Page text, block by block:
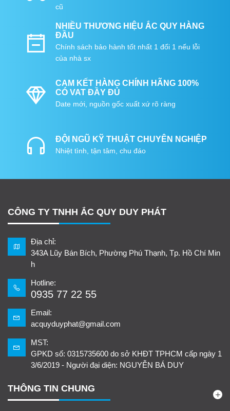
cũ
NHIỀU THƯƠNG HIỆU ẮC QUY HÀNG
ĐẦU
Chính sách bảo hành tốt nhất 1 đổi 1 nếu lỗi
của nhà sx
CAM KẾT HÀNG CHÍNH HÃNG 100%
CÓ VAT ĐẦY ĐỦ
Date mới, nguồn gốc xuất xứ rõ ràng
ĐỘI NGŨ KỸ THUẬT CHUYÊN NGHIỆP
Nhiệt tình, tận tâm, chu đáo
CÔNG TY TNHH ẮC QUY DUY PHÁT
Địa chỉ:
343A Lũy Bán Bích, Phường Phú Thạnh, Tp. Hồ Chí Min
h
Hotline:
0935 77 22 55
Email:
acquyduyphat@gmail.com
MST:
GPKD số: 0315735600 do sở KHĐT TPHCM cấp ngày 1
3/6/2019 - Người đại diện: NGUYỄN BÁ DUY
THÔNG TIN CHUNG